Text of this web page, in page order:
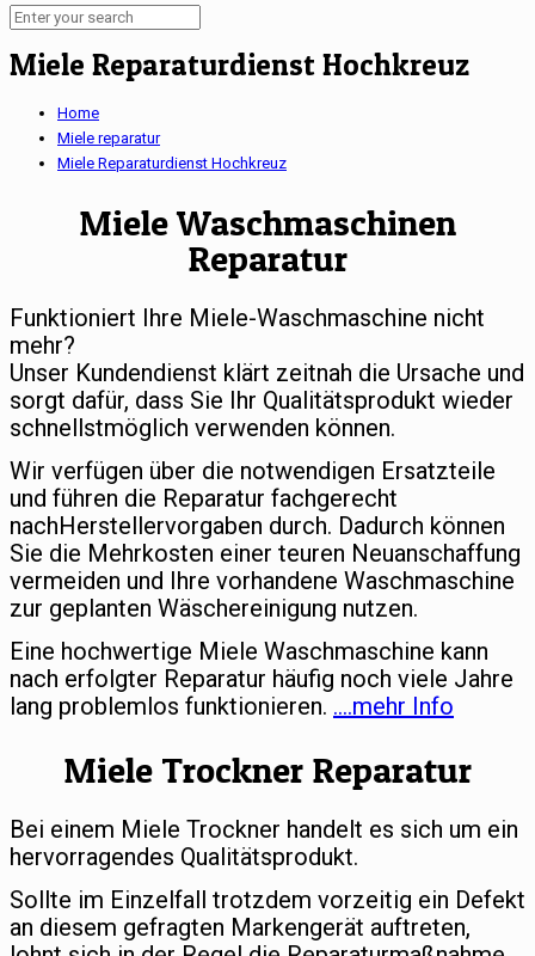
Miele Reparaturdienst Hochkreuz
Home
Miele reparatur
Miele Reparaturdienst Hochkreuz
Miele Waschmaschinen
Reparatur
Funktioniert Ihre Miele-Waschmaschine nicht
mehr?
Unser Kundendienst klärt zeitnah die Ursache und
sorgt dafür, dass Sie Ihr Qualitätsprodukt wieder
schnellstmöglich verwenden können.
Wir verfügen über die notwendigen Ersatzteile
und führen die Reparatur fachgerecht
nachHerstellervorgaben durch. Dadurch können
Sie die Mehrkosten einer teuren Neuanschaffung
vermeiden und Ihre vorhandene Waschmaschine
zur geplanten Wäschereinigung nutzen.
Eine hochwertige Miele Waschmaschine kann
nach erfolgter Reparatur häufig noch viele Jahre
lang problemlos funktionieren. ….mehr Info
Miele Trockner Reparatur
Bei einem Miele Trockner handelt es sich um ein
hervorragendes Qualitätsprodukt.
Sollte im Einzelfall trotzdem vorzeitig ein Defekt
an diesem gefragten Markengerät auftreten,